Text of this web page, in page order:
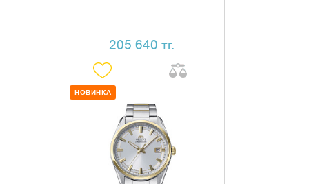
205 640 тг.
НОВИНКА
ДОБАВИТЬ В КОРЗИНУ
КУПИТЬ В 1 КЛИК